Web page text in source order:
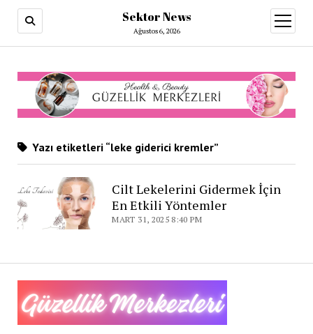
Sektor News
Ağustos 6, 2026
aç
Yazı etiketleri “leke giderici kremler”
Cilt Lekelerini Gidermek İçin
En Etkili Yöntemler
MART 31, 2025 8:40 PM